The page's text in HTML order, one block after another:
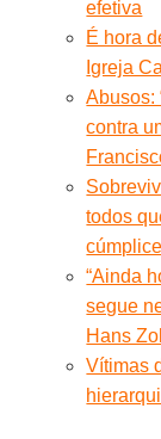
efetiva
É hora
Igreja
Abusos:
contra
todos
“Ainda
segue
Hans
Vítimas